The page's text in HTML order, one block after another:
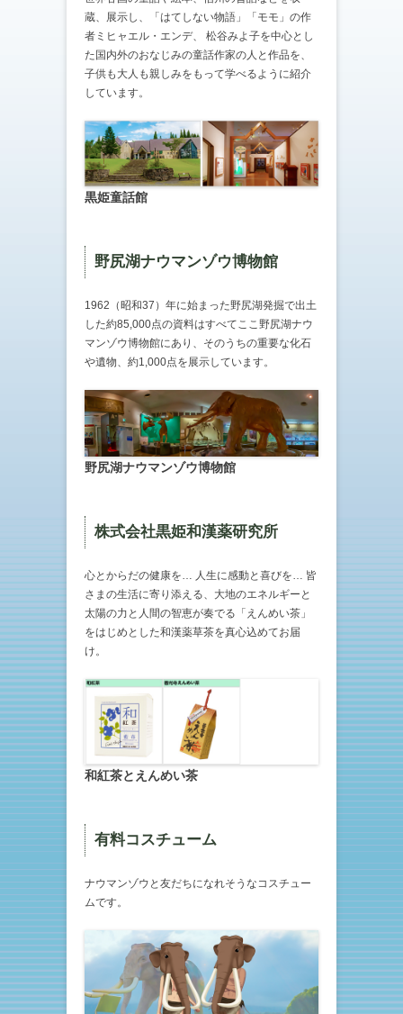
蔵、展示し、「はてしない物語」「モモ」の作
者ミヒャエル・エンデ、 松谷みよ子を中心とし
た国内外のおなじみの童話作家の人と作品を、
子供も大人も親しみをもって学べるように紹介
しています。
黒姫童話館
野尻湖ナウマンゾウ博物館
1962（昭和37）年に始まった野尻湖発掘で出土
した約85,000点の資料はすべてここ野尻湖ナウ
マンゾウ博物館にあり、そのうちの重要な化石
や遺物、約1,000点を展示しています。
野尻湖ナウマンゾウ博物館
株式会社黒姫和漢薬研究所
心とからだの健康を… 人生に感動と喜びを… 皆
さまの生活に寄り添える、大地のエネルギーと
太陽の力と人間の智恵が奏でる「えんめい茶」
をはじめとした和漢薬草茶を真心込めてお届
け。
和紅茶とえんめい茶
有料コスチューム
ナウマンゾウと友だちになれそうなコスチュー
ムです。